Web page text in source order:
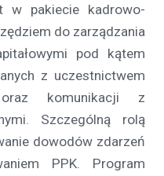
w pakiecie kadrowo-
do zarządzania
pod kątem
z uczestnictwem
komunikacji z
Szczególną rolą
dowodów zdarzeń
PPK. Program